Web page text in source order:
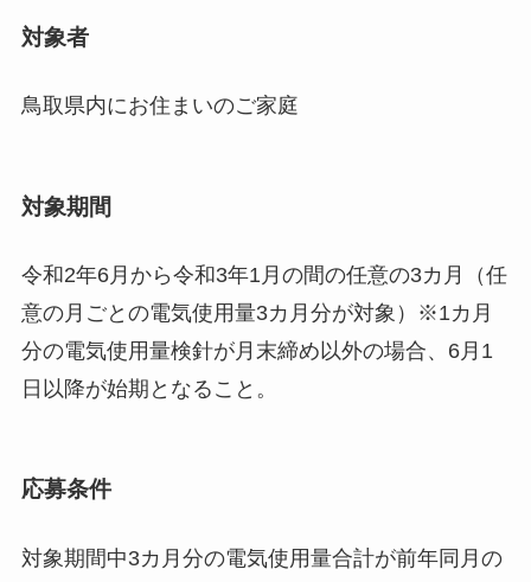
対象者
鳥取県内にお住まいのご家庭
対象期間
令和2年6月から令和3年1月の間の任意の3カ月（任
意の月ごとの電気使用量3カ月分が対象）※1カ月
分の電気使用量検針が月末締め以外の場合、6月1
日以降が始期となること。
応募条件
対象期間中3カ月分の電気使用量合計が前年同月の